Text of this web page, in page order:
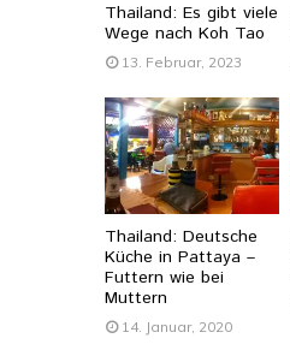
Thailand: Es gibt viele
Wege nach Koh Tao
13. Februar, 2023
Thailand: Deutsche
Küche in Pattaya –
Futtern wie bei
Muttern
14. Januar, 2020